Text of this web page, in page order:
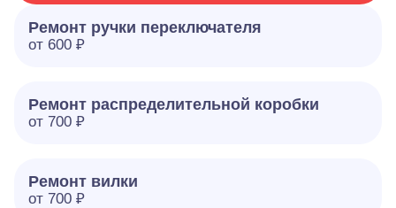
Ремонт ручки переключателя
от 600 ₽
Ремонт распределительной коробки
от 700 ₽
Ремонт вилки
от 700 ₽